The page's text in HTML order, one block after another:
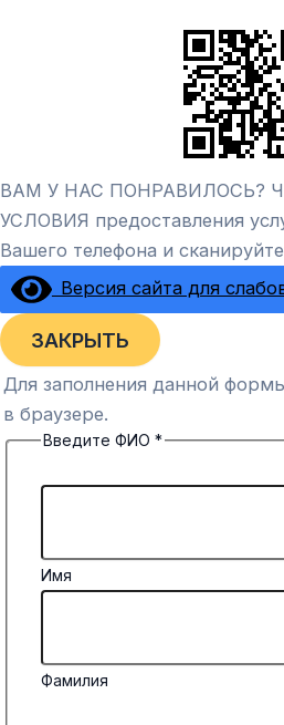
ВАМ У НАС ПОНРАВИЛОСЬ?
УСЛОВИЯ предоставления
Вашего телефона и
Версия сайта для
ЗАКРЫТЬ
Для заполнения данной
в браузере.
Введите ФИО *
Имя
Фамилия